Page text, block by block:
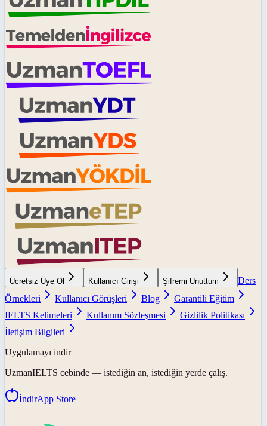
Ücretsiz Üye Ol Kullanıcı Girişi Şifremi Unuttum
Ders
Örnekleri
Kullanıcı Görüşleri Blog
Garantili Eğitim
IELTS Kelimeleri
Kullanım Sözleşmesi
Gizlilik Politikası
İletişim Bilgileri
Uygulamayı indir
UzmanIELTS cebinde — istediğin an, istediğin yerde çalış.
İndirApp Store